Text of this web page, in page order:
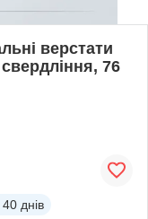
верстати
76
40 днів